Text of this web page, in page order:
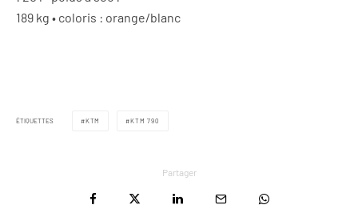
189 kg • coloris : orange/blanc
ÉTIQUETTES KTM KTM 790
Partager